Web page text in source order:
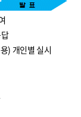
) 개인별 실시